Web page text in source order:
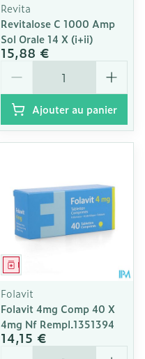
Revita
Revitalose C 1000 Amp
Sol Orale 14 X (i+ii)
15,88 €
Ajouter au panier
Médicament
Folavit
Folavit 4mg Comp 40 X
4mg Nf Rempl.1351394
14,15 €